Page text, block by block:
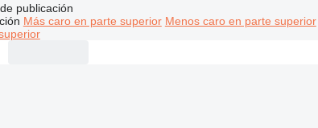
publicación
Más caro en parte superior Menos caro en parte superior